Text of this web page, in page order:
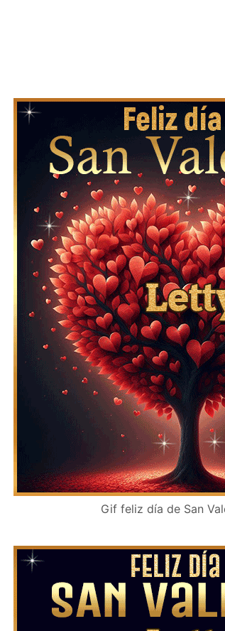
Gif feliz día de San